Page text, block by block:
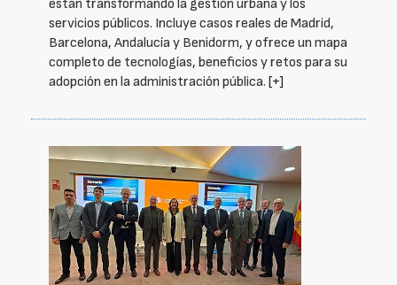
están transformando la gestión urbana y los
servicios públicos. Incluye casos reales de Madrid,
Barcelona, Andalucía y Benidorm, y ofrece un mapa
completo de tecnologías, beneficios y retos para su
adopción en la administración pública. [+]